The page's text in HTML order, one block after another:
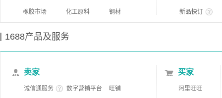
橡胶市场 化工原料 钢材 新品快订
1688产品及服务
卖家
诚信通服务 数字营销平台 旺铺
买家
阿里旺旺